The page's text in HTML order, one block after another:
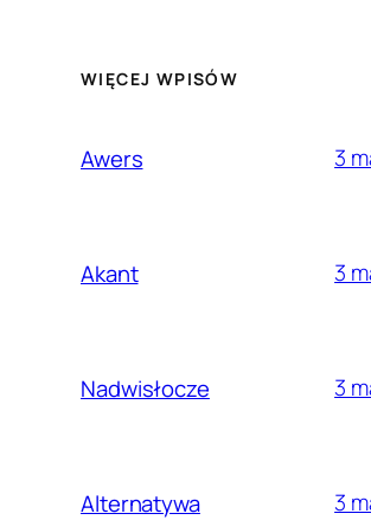
WIĘCEJ WPISÓW
Awers 3
Akant 3
Nadwisłocze 3
Alternatywa 3